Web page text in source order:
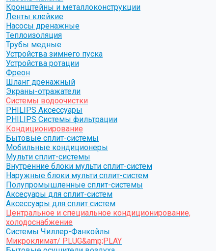
Кронштейны и металлоконструкции
Ленты клейкие
Насосы дренажные
Теплоизоляция
Трубы медные
Устройства зимнего пуска
Устройства ротации
Фреон
Шланг дренажный
Экраны-отражатели
Системы водоочистки
PHILIPS Аксессуары
PHILIPS Системы фильтрации
Кондиционирование
Бытовые сплит-системы
Мобильные кондиционеры
Мульти сплит-системы
Внутренние блоки мульти сплит-систем
Наружные блоки мульти сплит-систем
Полупромышленные сплит-системы
Аксесуары для сплит-систем
Аксессуары для сплит систем
Центральное и специальное кондиционирование,
холодоснабжение
Системы Чиллер-Фанкойлы
Микроклимат/ PLUG&amp;PLAY